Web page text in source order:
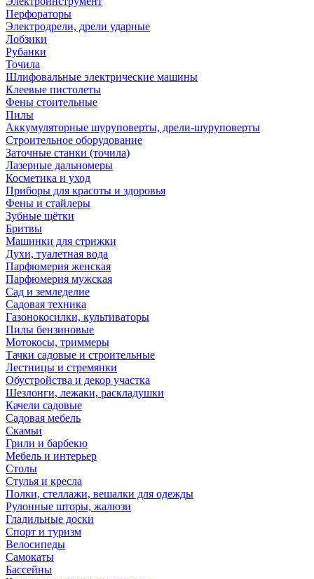
Перфораторы
Электродрели, дрели ударные
Лобзики
Рубанки
Точила
Шлифовальные электрические машины
Клеевые пистолеты
Фены стоительные
Пилы
Аккумуляторные шуруповерты, дрели-шуруповерты
Строительное оборудование
Заточные станки (точила)
Лазерные дальномеры
Косметика и уход
Приборы для красоты и здоровья
Фены и стайлеры
Зубные щётки
Бритвы
Машинки для стрижки
Духи, туалетная вода
Парфюмерия женская
Парфюмерия мужская
Сад и земледелие
Садовая техника
Газонокосилки, культиваторы
Пилы бензиновые
Мотокосы, триммеры
Тачки садовые и строительные
Лестницы и стремянки
Обустройства и декор участка
Шезлонги, лежаки, раскладушки
Качели садовые
Садовая мебель
Скамьи
Грили и барбекю
Мебель и интерьер
Столы
Стулья и кресла
Полки, стеллажи, вешалки для одежды
Рулонные шторы, жалюзи
Гладильные доски
Спорт и туризм
Велосипеды
Самокаты
Бассейны